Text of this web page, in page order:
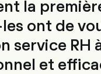
la
ont de
service RH
et